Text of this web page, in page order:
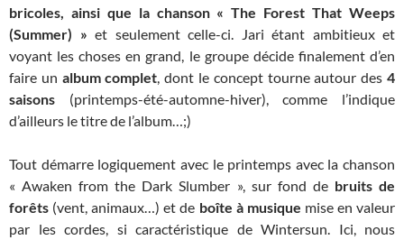
bricoles, ainsi que la chanson « The Forest That Weeps
(Summer) » et seulement celle-ci. Jari étant ambitieux et
voyant les choses en grand, le groupe décide finalement d’en
faire un album complet, dont le concept tourne autour des4
saisons (printemps-été-automne-hiver), comme l’indique
d’ailleurs le titre de l’album…;)
Tout démarre logiquement avec le printemps avec la chanson
« Awaken from the Dark Slumber », sur fond de bruits de
forêts (vent, animaux…) et de boîte à musique mise en valeur
par les cordes, si caractéristique de Wintersun. Ici, nous